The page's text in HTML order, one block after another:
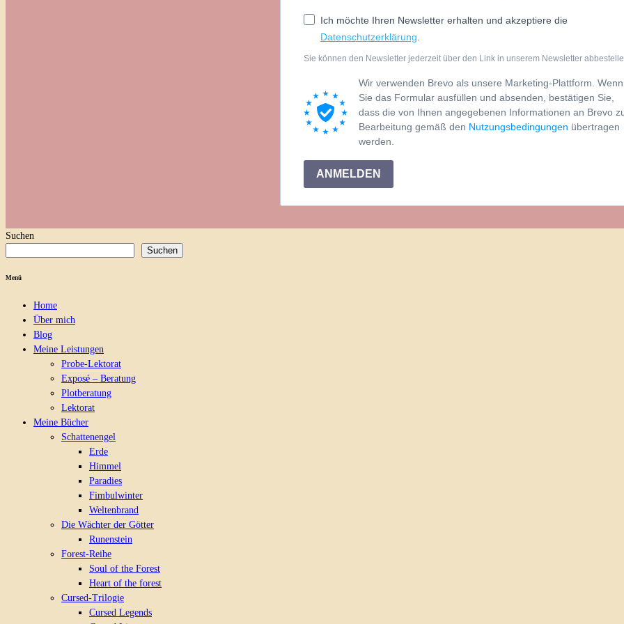
Ich möchte Ihren Newsletter erhalten und akzeptiere die
Datenschutzerklärung
Sie können den Newsletter jederzeit über den Link in unserem Newsletter
Wir verwenden Brevo als unsere Marketing-Plattform. Wenn
Sie das Formular ausfüllen und absenden, bestätigen Sie,
dass die von Ihnen angegebenen Informationen an Brevo
Bearbeitung gemäß den Nutzungsbedingungen übertragen
werden.
ANMELDEN
Suchen
Suchen
Menü
Home
Über mich
Blog
Meine Leistungen
Probe-Lektorat
Exposé – Beratung
Plotberatung
Lektorat
Meine Bücher
Schattenengel
Erde
Himmel
Paradies
Fimbulwinter
Weltenbrand
Die Wächter der Götter
Runenstein
Forest-Reihe
Soul of the Forest
Heart of the forest
Cursed-Trilogie
Cursed Legends